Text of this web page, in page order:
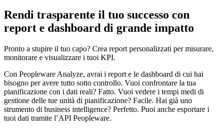
Rendi trasparente il tuo successo con
report e dashboard di grande impatto
Pronto a stupire il tuo capo? Crea report personalizzati per misurare,
monitorare e visualizzare i tuoi KPI.
Con Peopleware Analyze, avrai i report e le dashboard di cui hai
bisogno per avere tutto sotto controllo. Vuoi confrontare la tua
pianificazione con i dati reali? Fatto. Vuoi vedere i tempi medi di
gestione delle tue unità di pianificazione? Facile. Hai già uno
strumento di business intelligence? Perfetto. Puoi anche esportare i
tuoi dati tramite l’API Peopleware.